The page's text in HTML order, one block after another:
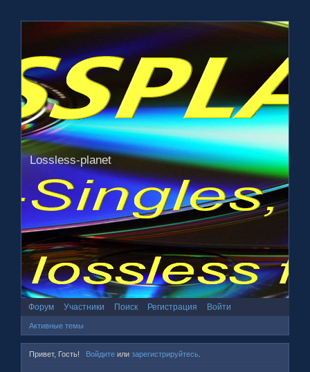
Lossless-planet
Форум Участники Поиск Регистрация Войти
Активные темы
Привет, Гость! Войдитеили зарегистрируйтесь.